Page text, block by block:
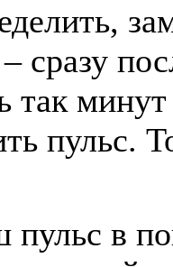
сразу
так
пульс.
пульс в